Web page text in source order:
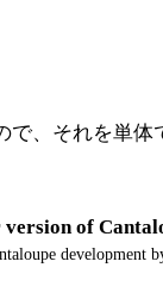
、それを単体
of
development